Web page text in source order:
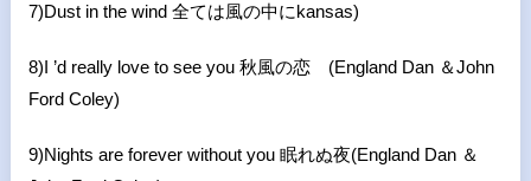
7)Dust in the wind 全ては風の中にkansas)
8)I ’d really love to see you 秋風の恋 (England Dan ＆John
Ford Coley)
9)Nights are forever without you 眠れぬ夜(England Dan ＆